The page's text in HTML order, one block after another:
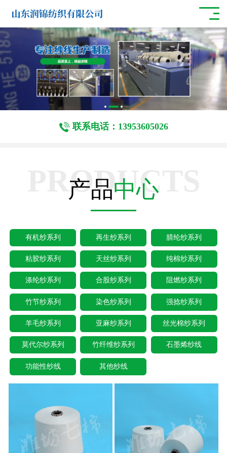
联系电话：13953605026
PRODUCTS
产品中心
有机纱系列 再生纱系列 腈纶纱系列
粘胶纱系列 天丝纱系列 纯棉纱系列
涤纶纱系列 合股纱系列 阻燃纱系列
竹节纱系列 染色纱系列 强捻纱系列
羊毛纱系列 亚麻纱系列 丝光棉纱系列
莫代尔纱系列 竹纤维纱系列 石墨烯纱线
功能性纱线 其他纱线